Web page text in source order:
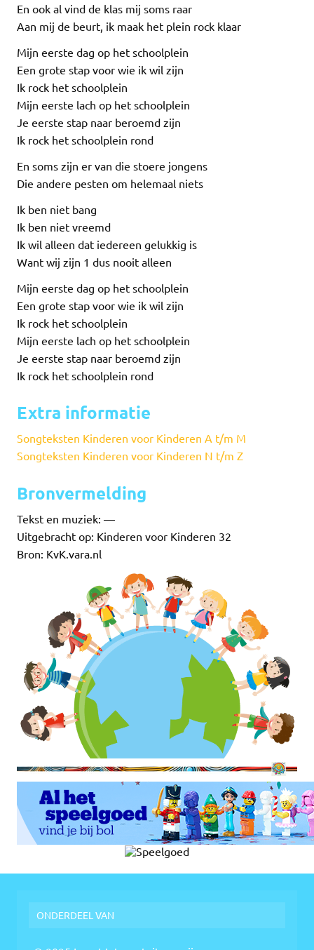
En ook al vind de klas mij soms raar
Aan mij de beurt, ik maak het plein rock klaar
Mijn eerste dag op het schoolplein
Een grote stap voor wie ik wil zijn
Ik rock het schoolplein
Mijn eerste lach op het schoolplein
Je eerste stap naar beroemd zijn
Ik rock het schoolplein rond
En soms zijn er van die stoere jongens
Die andere pesten om helemaal niets
Ik ben niet bang
Ik ben niet vreemd
Ik wil alleen dat iedereen gelukkig is
Want wij zijn 1 dus nooit alleen
Mijn eerste dag op het schoolplein
Een grote stap voor wie ik wil zijn
Ik rock het schoolplein
Mijn eerste lach op het schoolplein
Je eerste stap naar beroemd zijn
Ik rock het schoolplein rond
Extra informatie
Songteksten Kinderen voor Kinderen A t/m M
Songteksten Kinderen voor Kinderen N t/m Z
Bronvermelding
Tekst en muziek: —
Uitgebracht op: Kinderen voor Kinderen 32
Bron: KvK.vara.nl
ONDERDEEL VAN